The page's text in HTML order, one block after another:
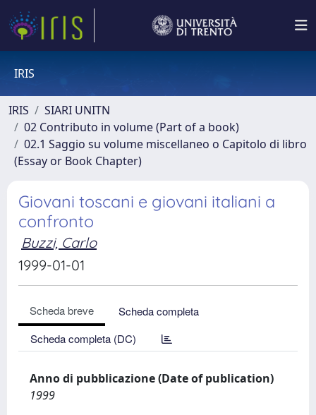
IRIS
IRIS
SIARI UNITN
02 Contributo in volume (Part of a book)
02.1 Saggio su volume miscellaneo o Capitolo di libro
(Essay or Book Chapter)
Giovani toscani e giovani italiani a
confronto
Buzzi, Carlo
1999-01-01
Scheda breve
Scheda completa
Scheda completa (DC)
Anno di pubblicazione (Date of publication)
1999